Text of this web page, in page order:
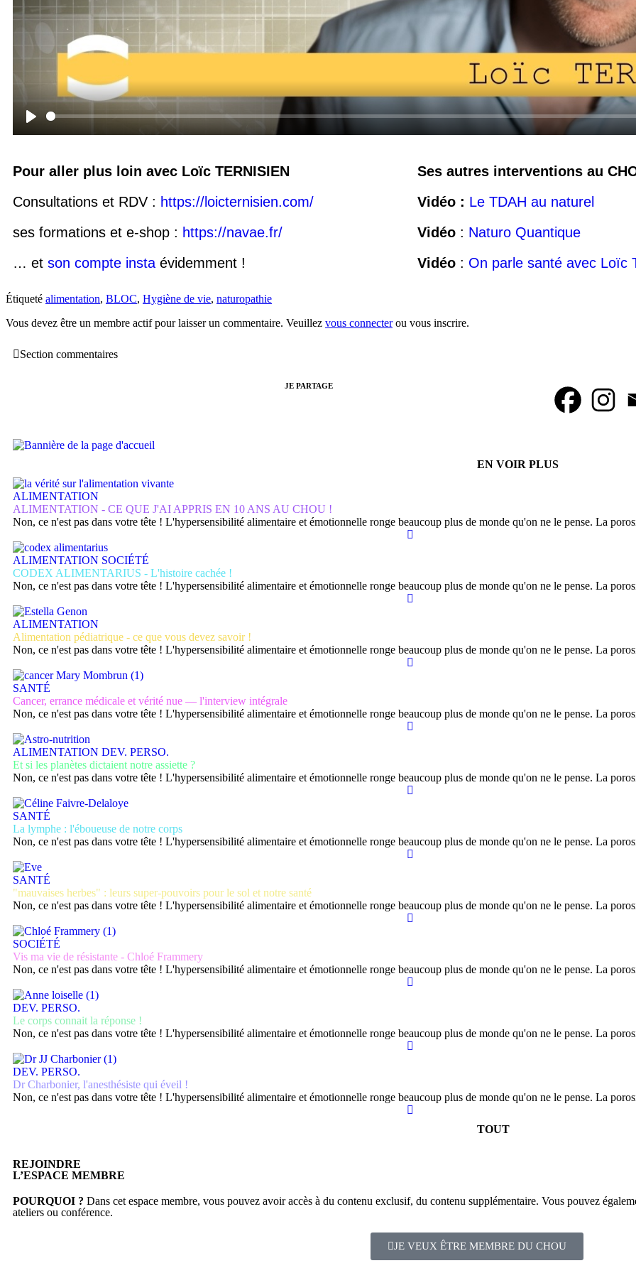
Play
Pour aller plus loin avec Loïc TERNISIEN
Consultations et RDV : https://loicternisien.com/
ses formations et e-shop : https://navae.fr/
… et son compte insta évidemment !
Ses autres interventions au
Vidéo : Le TDAH au naturel
Vidéo : Naturo Quantique
Vidéo : On parle santé avec Loïc
Étiqueté alimentation, BLOC, Hygiène de vie, naturopathie
Vous devez être un membre actif pour laisser un commentaire. Veuillez vous connecterou vous inscrire.
Section commentaires
JE PARTAGE
EN VOIR PLUS
ALIMENTATION
ALIMENTATION - CE QUE J'AI APPRIS EN 10 ANS AU CHOU !
Non, ce n'est pas dans votre tête ! L'hypersensibilité alimentaire et émotionnelle ronge beaucoup plus de monde qu'on ne le pense. La
ALIMENTATION SOCIÉTÉ
CODEX ALIMENTARIUS - L'histoire cachée !
Non, ce n'est pas dans votre tête ! L'hypersensibilité alimentaire et émotionnelle ronge beaucoup plus de monde qu'on ne le pense. La
ALIMENTATION
Alimentation pédiatrique - ce que vous devez savoir !
Non, ce n'est pas dans votre tête ! L'hypersensibilité alimentaire et émotionnelle ronge beaucoup plus de monde qu'on ne le pense. La
SANTÉ
Cancer, errance médicale et vérité nue — l'interview intégrale
Non, ce n'est pas dans votre tête ! L'hypersensibilité alimentaire et émotionnelle ronge beaucoup plus de monde qu'on ne le pense. La
ALIMENTATION DEV. PERSO.
Et si les planètes dictaient notre assiette ?
Non, ce n'est pas dans votre tête ! L'hypersensibilité alimentaire et émotionnelle ronge beaucoup plus de monde qu'on ne le pense. La
SANTÉ
La lymphe : l'éboueuse de notre corps
Non, ce n'est pas dans votre tête ! L'hypersensibilité alimentaire et émotionnelle ronge beaucoup plus de monde qu'on ne le pense. La
SANTÉ
"mauvaises herbes" : leurs super-pouvoirs pour le sol et notre santé
Non, ce n'est pas dans votre tête ! L'hypersensibilité alimentaire et émotionnelle ronge beaucoup plus de monde qu'on ne le pense. La
SOCIÉTÉ
Vis ma vie de résistante - Chloé Frammery
Non, ce n'est pas dans votre tête ! L'hypersensibilité alimentaire et émotionnelle ronge beaucoup plus de monde qu'on ne le pense. La
DEV. PERSO.
Le corps connait la réponse !
Non, ce n'est pas dans votre tête ! L'hypersensibilité alimentaire et émotionnelle ronge beaucoup plus de monde qu'on ne le pense. La
DEV. PERSO.
Dr Charbonier, l'anesthésiste qui éveil !
Non, ce n'est pas dans votre tête ! L'hypersensibilité alimentaire et émotionnelle ronge beaucoup plus de monde qu'on ne le pense. La
TOUT
REJOINDRE
L’ESPACE MEMBRE
POURQUOI ? Dans cet espace membre, vous pouvez avoir accès à du contenu exclusif, du contenu supplémentaire. Vous pouvez
ateliers ou conférence.
JE VEUX ÊTRE MEMBRE DU CHOU